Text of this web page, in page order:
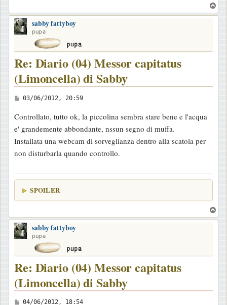
o
o
sabby fattyboy
pupa
Re: Diario (04) Messor capitatus
(Limoncella) di Sabby
M
s
s
a
g
i
o
03/06/2012, 20:59
Controllato, tutto ok, la piccolina sembra stare bene e l'acqua
e' grandemente abbondante, nssun segno di muffa.
Installata una webcam di sorveglianza dentro alla scatola per
non disturbarla quando controllo.
SPOILER
o
sabby fattyboy
pupa
Re: Diario (04) Messor capitatus
(Limoncella) di Sabby
M
04/06/2012, 18:54